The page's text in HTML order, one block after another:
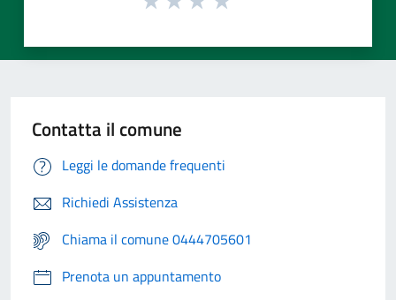
Contatta il comune
Leggi le domande frequenti
Richiedi Assistenza
Chiama il comune 0444705601
Prenota un appuntamento